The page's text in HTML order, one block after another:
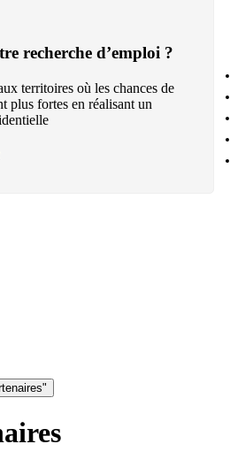
recherche d’emploi ?
territoires où les chances de
plus fortes en réalisant un